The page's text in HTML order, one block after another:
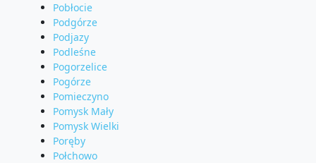
Pobłocie
Podgórze
Podjazy
Podleśne
Pogorzelice
Pogórze
Pomieczyno
Pomysk Mały
Pomysk Wielki
Poręby
Połchowo